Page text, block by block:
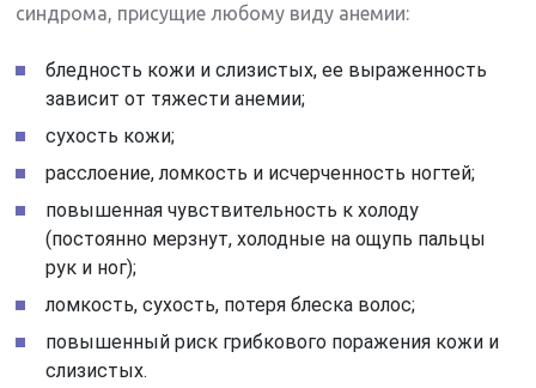
синдрома, присущие любому виду анемии:
бледность кожи и слизистых, ее выраженность
зависит от тяжести анемии;
сухость кожи;
расслоение, ломкость и исчерченность ногтей;
повышенная чувствительность к холоду
(постоянно мерзнут, холодные на ощупь пальцы
рук и ног);
ломкость, сухость, потеря блеска волос;
повышенный риск грибкового поражения кожи и
слизистых.